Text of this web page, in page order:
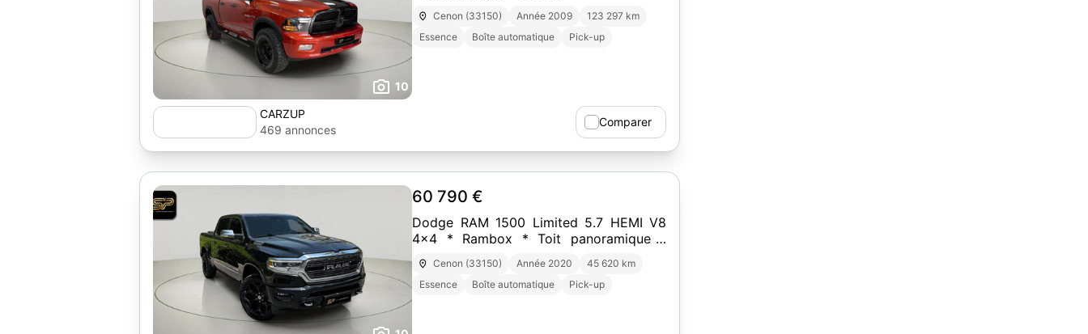
10
Cenon (33150) Année 2009
123 297 km
Essence
Boîte automatique Pick-up
CARZUP
469 annonces
Comparer
60 790 €
Dodge RAM 1500 Limited 5.7 HEMI V8
4x4 * Rambox * Toit panoramique *
Harman Kardon
Cenon (33150) Année 2020
45 620 km
Essence
Boîte automatique Pick-up